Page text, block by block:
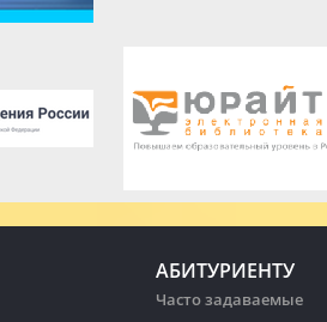
АБИТУРИЕНТУ
Часто задаваемые